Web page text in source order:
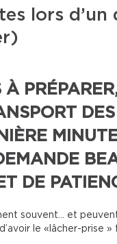
lors
À
DE
souvent… et
le «lâcher-prise »